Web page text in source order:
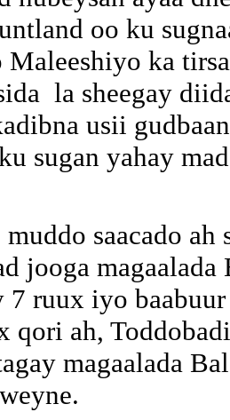
oo ku
Maleeshiyo ka
la sheegay
usii
sugan yahay
saacado
jooga
7 ruux iyo
qori ah,
magaalada